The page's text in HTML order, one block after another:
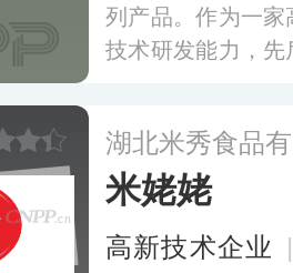
列产品。作为一
技术研发能力，
购平台销往国内
湖北米秀食品
米姥姥
高新技术企业